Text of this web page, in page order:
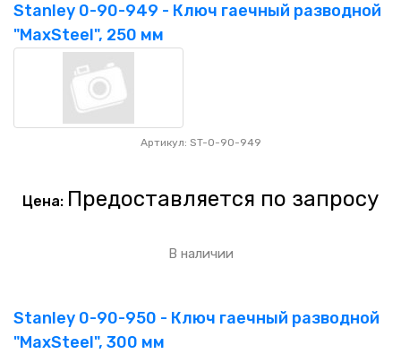
Stanley 0-90-949 - Ключ гаечный разводной
"MaxSteel", 250 мм
Артикул: ST-0-90-949
Цена: Предоставляется по запросу
В наличии
Stanley 0-90-950 - Ключ гаечный разводной
"MaxSteel", 300 мм